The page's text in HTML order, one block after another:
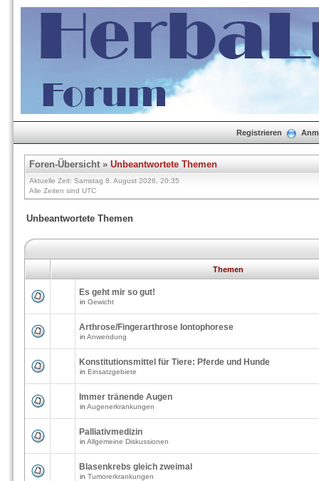
Registrieren
Foren-Übersicht» Unbeantwortete Themen
Aktuelle Zeit: Samstag 8. August 2026, 20:35
Alle Zeiten sind UTC
Unbeantwortete Themen
Themen
Es geht mir so gut!
in Gewicht
Arthrose/Fingerarthrose Iontophorese
in Anwendung
Konstitutionsmittel für Tiere: Pferde und Hunde
in Einsatzgebiete
Immer tränende Augen
in Augenerkrankungen
Palliativmedizin
in Allgemeine Diskussionen
Blasenkrebs gleich zweimal
in Tumorerkrankungen